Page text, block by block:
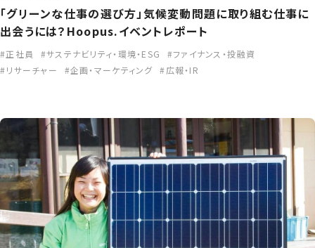
「グリーンな仕事の選び方」気候変動問題に取り組む仕事に
出会うには？Hoopus.イベントレポート
正社員 サステナビリティ・環境・ESG
ファイナンス・投融資
リサーチャー
企画・マーケティング 広報・IR